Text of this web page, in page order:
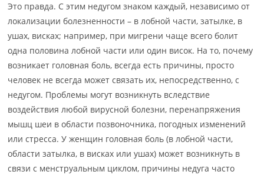
Это правда. С этим недугом знаком каждый, независимо от
локализации болезненности – в лобной части, затылке, в
ушах, висках; например, при мигрени чаще всего болит
одна половина лобной части или один висок. На то, почему
возникает головная боль, всегда есть причины, просто
человек не всегда может связать их, непосредственно, с
недугом. Проблемы могут возникнуть вследствие
воздействия любой вирусной болезни, перенапряжения
мышц шеи в области позвоночника, погодных изменений
или стресса. У женщин головная боль (в лобной части,
области затылка, в висках или ушах) может возникнуть в
связи с менструальным циклом, причины недуга часто